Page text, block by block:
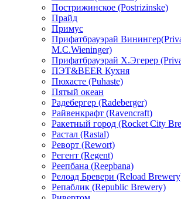
Пострижинское (Postrizinske)
Прайд
Примус
Прифатбрауэрай
М.С.Wieninger)
Прифатбрауэрай Х.Эгерер
ПЭТ&BEER Кухня
Пюхасте (Puhaste)
Пятый океан
Радебергер (Radeberger)
Райвенкрафт (Ravencraft)
Ракетный город (Rocket City
Растал (Rastal)
Реворт (Rewort)
Регент (Regent)
Реепбана (Reepbana)
Релоад Бревери (Reload
Репаблик (Republic Brewery)